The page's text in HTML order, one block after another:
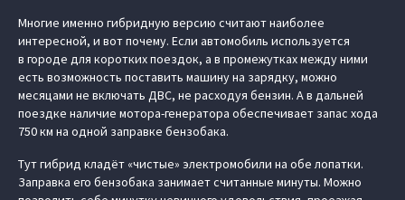
Многие именно гибридную версию считают наиболее
интересной, и вот почему. Если автомобиль используется
в городе для коротких поездок, а в промежутках между ними
есть возможность поставить машину на зарядку, можно
месяцами не включать ДВС, не расходуя бензин. А в дальней
поездке наличие мотора-генератора обеспечивает запас хода
750 км на одной заправке бензобака.
Тут гибрид кладёт «чистые» электромобили на обе лопатки.
Заправка его бензобака занимает считанные минуты. Можно